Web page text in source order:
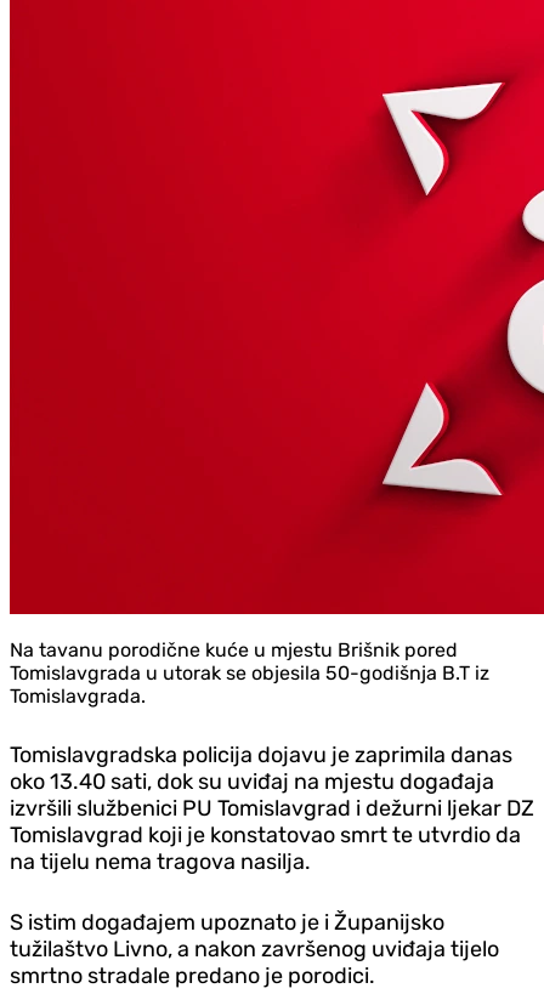
Na tavanu porodične kuće u mjestu Brišnik pored
Tomislavgrada u utorak se objesila 50-godišnja B.T iz
Tomislavgrada.
Tomislavgradska policija dojavu je zaprimila danas
oko 13.40 sati, dok su uviđaj na mjestu događaja
izvršili službenici PU Tomislavgrad i dežurni ljekar DZ
Tomislavgrad koji je konstatovao smrt te utvrdio da
na tijelu nema tragova nasilja.
S istim događajem upoznato je i Županijsko
tužilaštvo Livno, a nakon završenog uviđaja tijelo
smrtno stradale predano je porodici.